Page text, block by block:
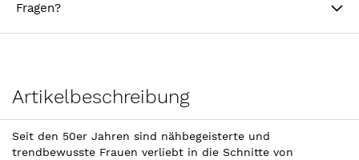
Fragen?
Artikelbeschreibung
Seit den 50er Jahren sind nähbegeisterte und
trendbewusste Frauen verliebt in die Schnitte von